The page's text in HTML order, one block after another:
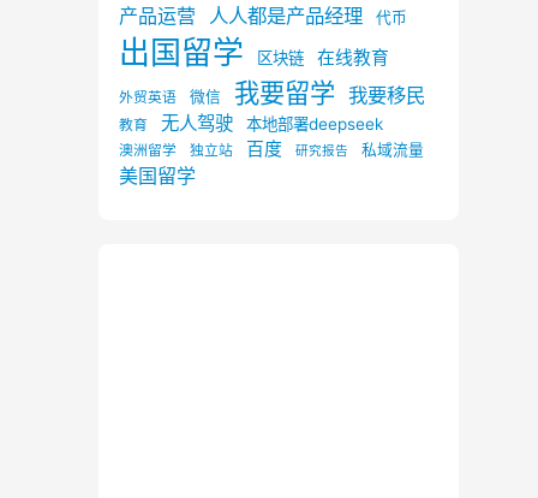
产品运营 人人都是产品经理 代币
出国留学 区块链 在线教育
外贸英语 微信 我要留学 我要移民
教育 无人驾驶 本地部署deepseek
澳洲留学 独立站 百度 研究报告 私域流量
美国留学